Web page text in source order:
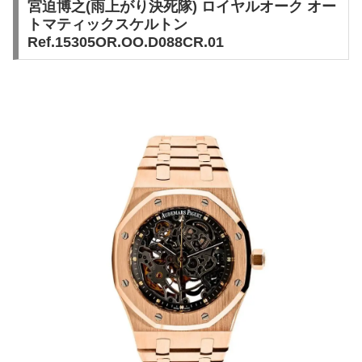
宮迫博之(雨上がり決死隊) ロイヤルオーク オー
トマティックスケルトン
Ref.15305OR.OO.D088CR.01